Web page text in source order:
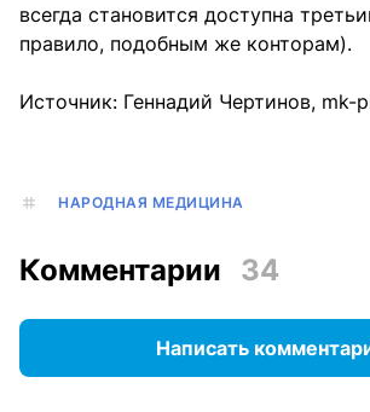
всегда становится доступна
правило, подобным же конторам).
Источник: Геннадий Чертинов, mk-
НАРОДНАЯ МЕДИЦИНА
Комментарии 34
Написать